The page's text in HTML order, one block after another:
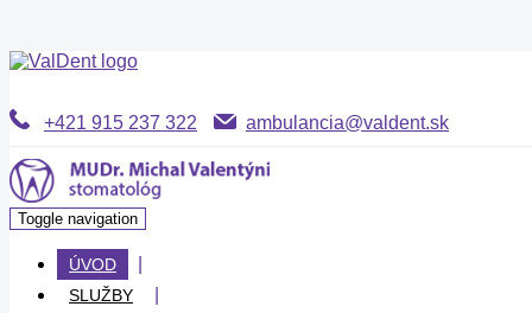
+421 915 237 322 ambulancia@valdent.sk
Toggle navigation
ÚVOD
SLUŽBY